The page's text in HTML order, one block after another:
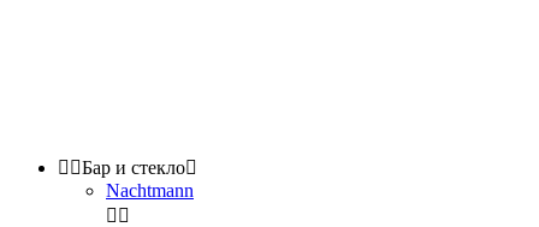
 Бар и стекло
Nachtmann
 